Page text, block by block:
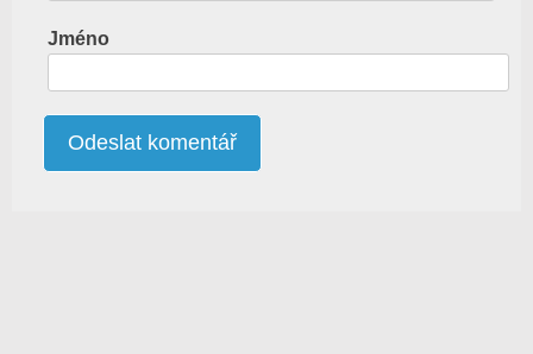
Jméno